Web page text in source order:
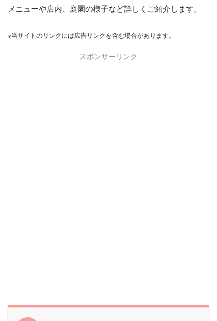
メニューや店内、庭園の様子など詳しくご紹介します。
※当サイトのリンクには広告リンクを含む場合があります。
スポンサーリンク